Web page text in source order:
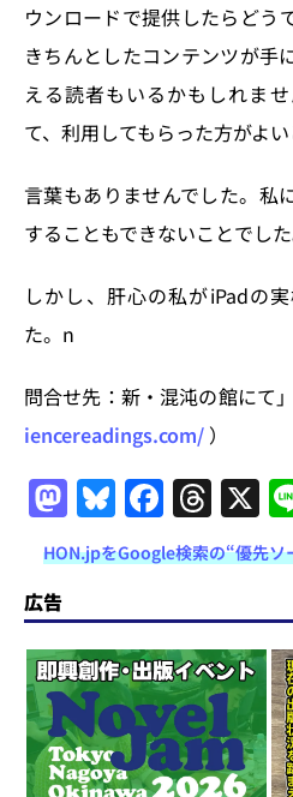
ウンロードで提供したらどう
きちんとしたコンテンツが手
える読者もいるかもしれま
て、利用してもらった方がよい
言葉もありませんでした。私
することもできないことでした
しかし、肝心の私がiPadの
た。n
問合せ先：新・混沌の館にて
iencereadings.com/ ）
M
a
st
o
d
o
n
Bl
u
e
s
k
y
F
a
c
e
b
o
o
k
T
h
re
a
d
s
X
HON.jpをGoogle検索の“優先ソ
広告